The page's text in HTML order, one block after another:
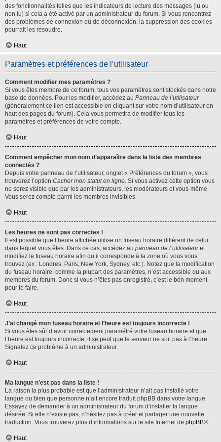
des fonctionnalités telles que les indicateurs de lecture des messages (lu ou
non lu) si cela a été activé par un administrateur du forum. Si vous rencontrez
des problèmes de connexion ou de déconnexion, la suppression des cookies
pourrait les résoudre.
Haut
Paramètres et préférences de l’utilisateur
Comment modifier mes paramètres ?
Si vous êtes membre de ce forum, tous vos paramètres sont stockés dans notre
base de données. Pour les modifier, accédez au Panneau de l’utilisateur
(généralement ce lien est accessible en cliquant sur votre nom d’utilisateur en
haut des pages du forum). Cela vous permettra de modifier tous les
paramètres et préférences de votre compte.
Haut
Comment empêcher mon nom d’apparaître dans la liste des membres
connectés ?
Depuis votre panneau de l’utilisateur, onglet « Préférences du forum », vous
trouverez l’option Cacher mon statut en ligne. Si vous activez cette option vous
ne serez visible que par les administrateurs, les modérateurs et vous-même.
Vous serez compté parmi les membres invisibles.
Haut
Les heures ne sont pas correctes !
Il est possible que l’heure affichée utilise un fuseau horaire différent de celui
dans lequel vous êtes. Dans ce cas, accédez au panneau de l’utilisateuret
modifiez le fuseau horaire afin qu’il corresponde à la zone où vous vous
trouvez (ex : Londres, Paris, New York, Sydney, etc.). Notez que la modification
du fuseau horaire, comme la plupart des paramètres, n’est accessible qu’aux
membres du forum. Donc si vous n’êtes pas enregistré, c’est le bon moment
pour le faire.
Haut
J’ai changé mon fuseau horaire et l’heure est toujours incorrecte !
Si vous êtes sûr d’avoir correctement paramétré votre fuseau horaire et que
l’heure est toujours incorrecte, il se peut que le serveur ne soit pas à l’heure.
Signalez ce problème à un administrateur.
Haut
Ma langue n’est pas dans la liste !
La raison la plus probable est que l’administrateur n’ait pas installé votre
langue ou bien que personne n’ait encore traduit phpBB dans votre langue.
Essayez de demander à un administrateur du forum d’installer la langue
désirée. Si elle n’existe pas, n’hésitez pas à créer et partager une nouvelle
traduction. Vous trouverez plus d’informations sur le site Internet de phpBB®.
Haut